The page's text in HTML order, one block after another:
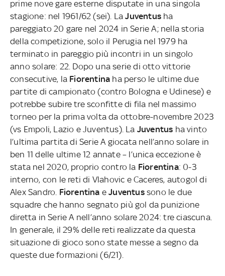
prime nove gare esterne disputate in una singola
stagione: nel 1961/62 (sei). LaJuventus ha
pareggiato 20 gare nel 2024 in Serie A; nella storia
della competizione, solo il Perugia nel 1979 ha
terminato in pareggio più incontri in un singolo
anno solare: 22. Dopo una serie di otto vittorie
consecutive, la Fiorentina ha perso le ultime due
partite di campionato (contro Bologna e Udinese) e
potrebbe subire tre sconfitte di fila nel massimo
torneo per la prima volta da ottobre-novembre 2023
(vs Empoli, Lazio e Juventus). La Juventus ha vinto
l’ultima partita di Serie A giocata nell’anno solare in
ben 11 delle ultime 12 annate – l’unica eccezione è
stata nel 2020, proprio contro la Fiorentina: 0-3
interno, con le reti di Vlahovic e Caceres, autogol di
Alex Sandro. Fiorentina eJuventussono le due
squadre che hanno segnato più gol da punizione
diretta in Serie A nell’anno solare 2024: tre ciascuna.
In generale, il 29% delle reti realizzate da questa
situazione di gioco sono state messe a segno da
queste due formazioni (6/21).